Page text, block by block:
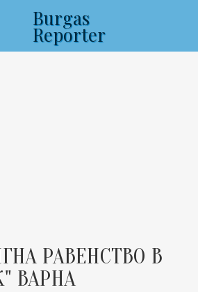
Burgas
Reporter
РАВЕНСТВО В
ВАРНА